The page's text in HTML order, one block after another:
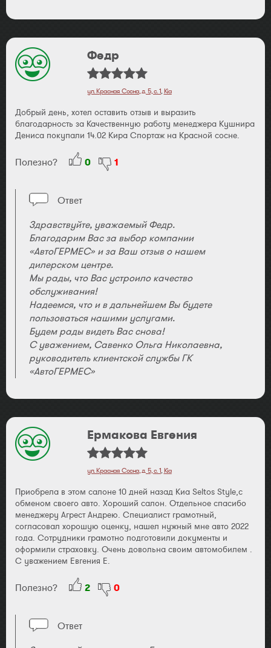
Федр
ул. Красная Сосна, д. 5, с. 1,Kia
Добрый день, хотел оставить отзыв и выразить
благодарность за Качественную работу менеджера Кушнира
Дениса покупали 14.02 Кира Спортаж на Красной сосне.
Полезно? 0 1
Ответ
Здравствуйте, уважаемый Федр.
Благодарим Вас за выбор компании
«АвтоГЕРМЕС» и за Ваш отзыв о нашем
дилерском центре.
Мы рады, что Вас устроило качество
обслуживания!
Надеемся, что и в дальнейшем Вы будете
пользоваться нашими услугами.
Будем рады видеть Вас снова!
С уважением, Савенко Ольга Николаевна,
руководитель клиентской службы ГК
«АвтоГЕРМЕС»
Ермакова Евгения
ул. Красная Сосна, д. 5, с. 1,Kia
Приобрела в этом салоне 10 дней назад Киа Seltos Style,с
обменом своего авто. Хороший салон. Отдельное спасибо
менеджеру Агрест Андрею. Специалист грамотный,
согласовал хорошую оценку, нашел нужный мне авто 2022
года. Сотрудники грамотно подготовили документы и
оформили страховку. Очень довольна своим автомобилем .
С уважением Евгения Е.
Полезно? 2 0
Ответ